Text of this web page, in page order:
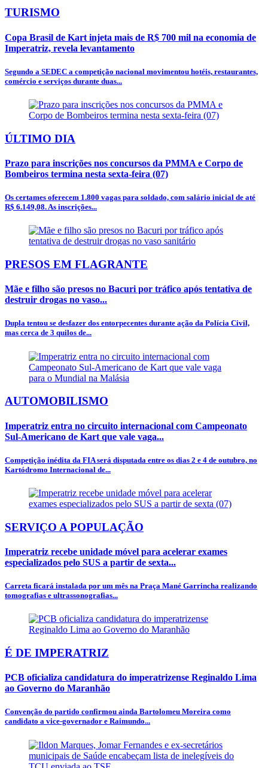
TURISMO
Copa Brasil de Kart injeta mais de R$ 700 mil na economia de
Imperatriz, revela levantamento
Segundo a SEDEC a competição nacional movimentou hotéis, restaurantes,
comércio e serviços durante duas...
ÚLTIMO DIA
Prazo para inscrições nos concursos da PMMA e Corpo de
Bombeiros termina nesta sexta-feira (07)
Os certames oferecem 1.800 vagas para soldado, com salário inicial de até
R$ 6.149,08. As inscrições...
PRESOS EM FLAGRANTE
Mãe e filho são presos no Bacuri por tráfico após tentativa de
destruir drogas no vaso...
Dupla tentou se desfazer dos entorpecentes durante ação da Polícia Civil,
mas cerca de 3 quilos de...
AUTOMOBILISMO
Imperatriz entra no circuito internacional com Campeonato
Sul-Americano de Kart que vale vaga...
Competição inédita da FIA será disputada entre os dias 2 e 4 de outubro, no
Kartódromo Internacional de...
SERVIÇO A POPULAÇÃO
Imperatriz recebe unidade móvel para acelerar exames
especializados pelo SUS a partir de sexta...
Carreta ficará instalada por um mês na Praça Mané Garrincha realizando
tomografias e ultrassonografias...
É DE IMPERATRIZ
PCB oficializa candidatura do imperatrizense Reginaldo Lima
ao Governo do Maranhão
Convenção do partido confirmou ainda Bartolomeu Moreira como
candidato a vice-governador e Raimundo...